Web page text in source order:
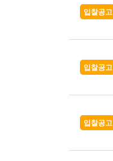
입찰공고
입찰공고
입찰공고